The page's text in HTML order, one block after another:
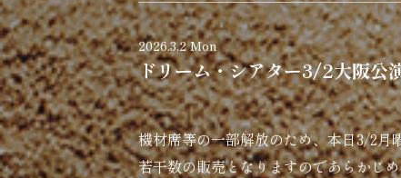
2026.3.2 Mon
ドリーム・シアター3/2大阪公
機材席等の一部解放のため、本日3/2
若干数の販売となりますのであらかじ